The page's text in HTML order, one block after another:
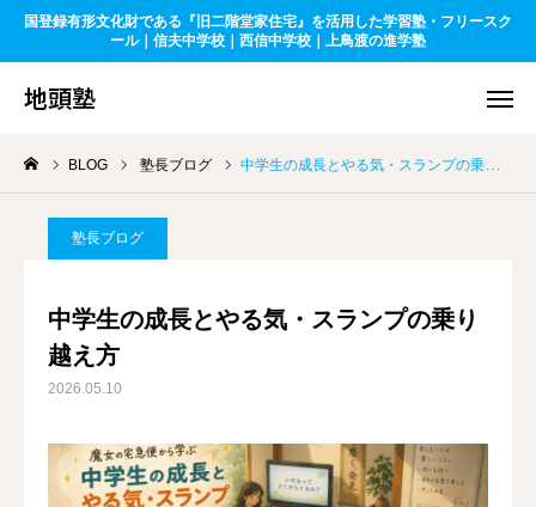
国登録有形文化財である『旧二階堂家住宅』を活用した学習塾・フリースク
ール｜信夫中学校｜西信中学校｜上鳥渡の進学塾
地頭塾
BLOG 塾長ブログ 中学生の成長とやる気・スランプの乗り越え方
塾長ブログ
中学生の成長とやる気・スランプの乗り
越え方
2026.05.10
地頭塾
お問合せ X - 地頭塾 塾長
YouTube-地頭塾
地頭塾について